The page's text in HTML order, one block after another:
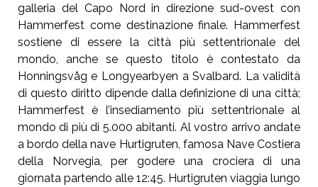
galleria del Capo Nord in direzione sud-ovest con
Hammerfest come destinazione finale. Hammerfest
sostiene di essere la città più settentrionale del
mondo, anche se questo titolo è contestato da
Honningsvåg e Longyearbyen a Svalbard. La validità
di questo diritto dipende dalla definizione di una città;
Hammerfest è l’insediamento più settentrionale al
mondo di più di 5.000 abitanti. Al vostro arrivo andate
a bordo della nave Hurtigruten, famosa Nave Costiera
della Norvegia, per godere una crociera di una
giornata partendo alle 12:45. Hurtigruten viaggia lungo